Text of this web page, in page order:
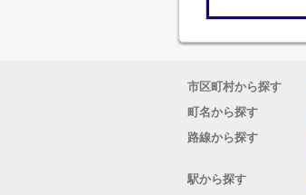
市区町村から探す
町名から探す
路線から探す
駅から探す